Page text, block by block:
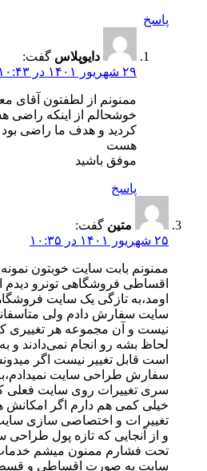
پاسخ
دایوپلاس گفت:
۲۹ شهریور ۱۴۰۱ در ۱۰:۴۳
ممنونم از لطفتون آقای
خوشحالم از اینکه راضی
کردید و هدف ما راضی
هست
موفق باشید
پاسخ
متین گفت:
۲۵ شهریور ۱۴۰۱ در ۱۰:۳۵
ممنونم بابت سایت خوبتون
اقساطی فروشگاهی تونرو
اومد،به تازگی یک سایت
سایت سفارش دادم ولی
نیست و آن مجموعه هر تغییری
لحاظ بشه رو انجام نمی‌دادند و
است قابل تغییر نیست اگر
سفارش طراحی سایت
سری تغییرات روی سایت فعلی
خیلی کمی هم دارم اگر امکانش
تغییر ات و اختصاصی سازی
و از آنجایی که تازه پول طراحی
تحت فشارم ممنون میشم
سایت به صورت اقساطی و